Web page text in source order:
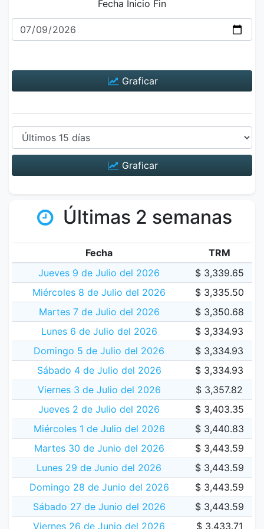
Fecha Inicio Fin
Graficar
Graficar
Últimas 2 semanas
Fecha
TRM
Jueves 9 de Julio del 2026
$ 3,339.65
Miércoles 8 de Julio del 2026
$ 3,335.50
Martes 7 de Julio del 2026
$ 3,350.68
Lunes 6 de Julio del 2026
$ 3,334.93
Domingo 5 de Julio del 2026
$ 3,334.93
Sábado 4 de Julio del 2026
$ 3,334.93
Viernes 3 de Julio del 2026
$ 3,357.82
Jueves 2 de Julio del 2026
$ 3,403.35
Miércoles 1 de Julio del 2026
$ 3,440.83
Martes 30 de Junio del 2026
$ 3,443.59
Lunes 29 de Junio del 2026
$ 3,443.59
Domingo 28 de Junio del 2026
$ 3,443.59
Sábado 27 de Junio del 2026
$ 3,443.59
Viernes 26 de Junio del 2026
$ 3,433.71